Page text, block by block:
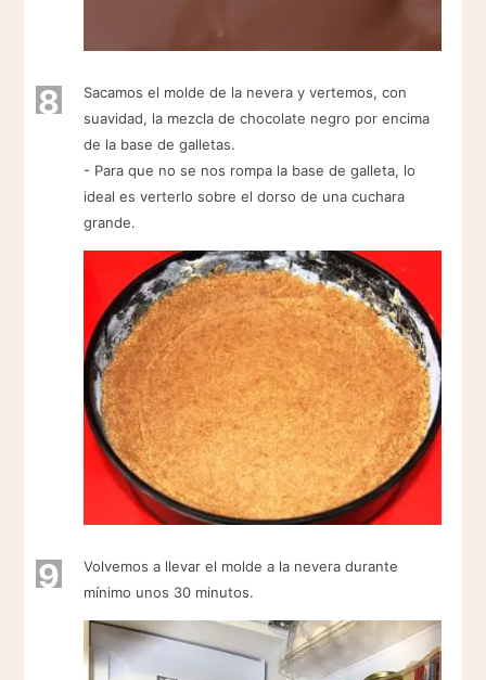
8
Sacamos el molde de la nevera y vertemos, con
suavidad, la mezcla de chocolate negro por encima
de la base de galletas.
- Para que no se nos rompa la base de galleta, lo
ideal es verterlo sobre el dorso de una cuchara
grande.
9
Volvemos a llevar el molde a la nevera durante
mínimo unos 30 minutos.